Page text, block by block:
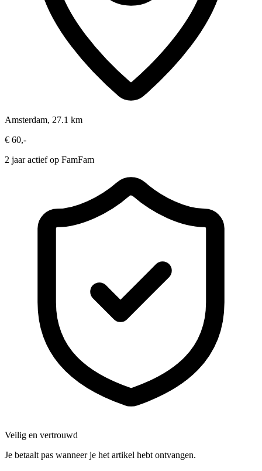
Amsterdam, 27.1 km
€ 60,-
2 jaar actief op FamFam
Veilig en vertrouwd
Je betaalt pas wanneer je het artikel hebt ontvangen.